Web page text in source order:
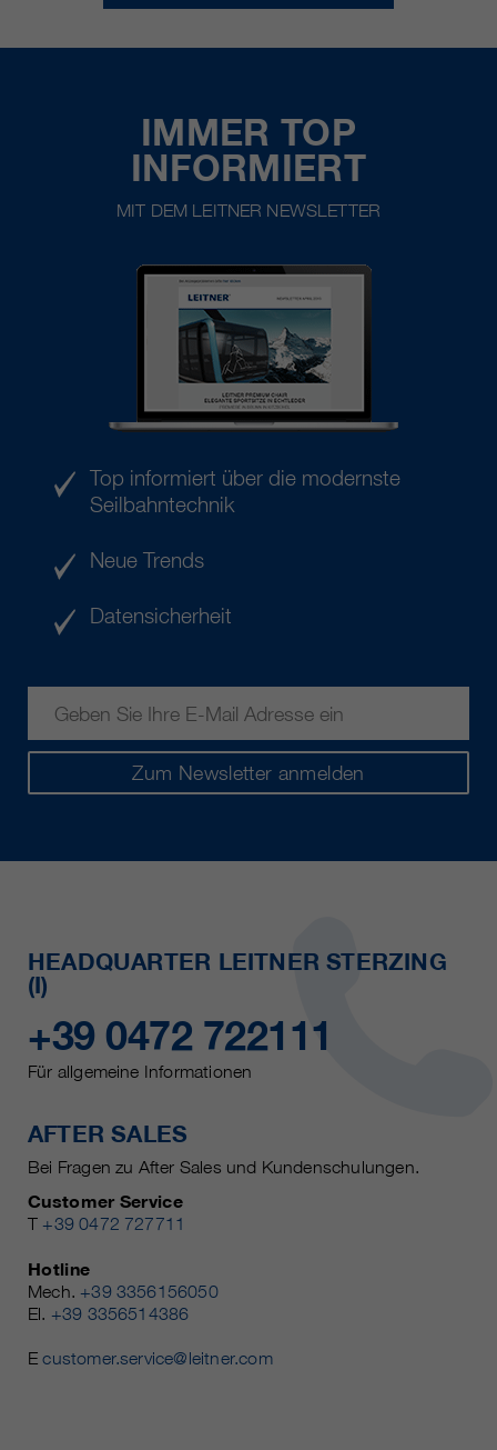
IMMER TOP
INFORMIERT
MIT DEM LEITNER NEWSLETTER
Zum Newsletter anmelden
Top informiert über die modernste
Seilbahntechnik
Neue Trends
Datensicherheit
HEADQUARTER LEITNER STERZING
(I)
+39 0472 722111
Für allgemeine Informationen
AFTER SALES
Bei Fragen zu After Sales und Kundenschulungen.
Customer Service
T +39 0472 727711
Hotline
Mech. +39 3356156050
El. +39 3356514386
Ecustomer.service@leitner.com